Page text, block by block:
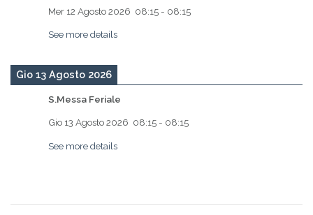
Mer 12 Agosto 2026 08:15 - 08:15
See more details
Gio 13 Agosto 2026
S.Messa Feriale
Gio 13 Agosto 2026 08:15 - 08:15
See more details